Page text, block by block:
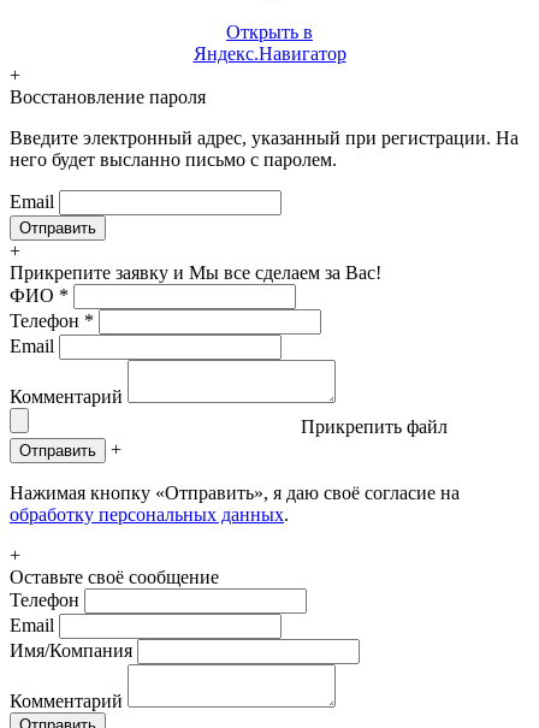
Открыть в
Яндекс.Навигатор
+
Восстановление пароля
Введите электронный адрес, указанный при регистрации. На
него будет высланно письмо с паролем.
Email
+
Прикрепите заявку и Мы все сделаем за Вас!
ФИО *
Телефон *
Email
Комментарий
Прикрепить файл
Отправить +
Нажимая кнопку «Отправить», я даю своё согласие на
обработку персональных данных.
+
Оставьте своё сообщение
Телефон
Email
Имя/Компания
Комментарий